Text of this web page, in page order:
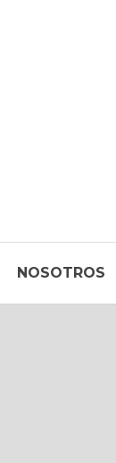
NOSOTROS